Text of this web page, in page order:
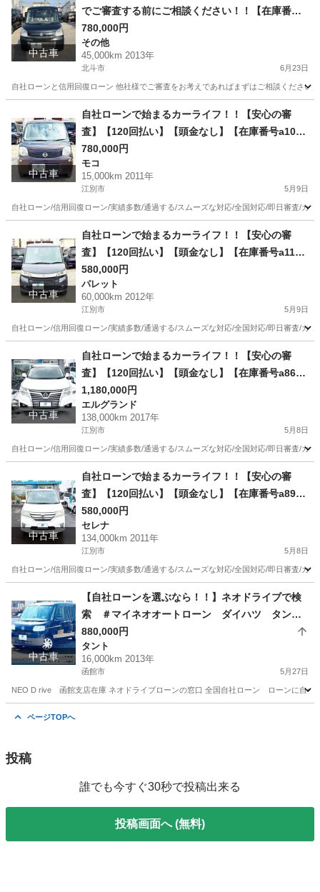
中古車
でご審査する前にご相談ください！！【在庫番号F
61】スズキ スペーシア 660 X 4WD/ リース/ス自社
分割 /信用回復ローン/自己破産/債務整理/他社お断
りされた方/お電話での仮審査/
780,000円
その他
45,000km 2013年
北斗市 6月23日
自社ローンと信用回復ローン 他社様でご審査をお考えであればまずはご相談くださ
その他 ローン
中古車
自社ローンで始まるカーライフ！！【安心の審
査】【120回払い】【頭金なし】【在庫番号a10
5】日産 モコ660 X FOUR 4WD /リース/ス自社
分割 /信用回復ローン/自己破産/債務整理/他社お断
りされた方/お電話での仮審査/
780,000円
モコ
15,000km 2011年
江別市 5月9日
自社ローン/信用回復ローン/実績多数/通過する/スムーズな対応/全国対応/即日審査/カ
モコ ローン
中古車
自社ローンで始まるカーライフ！！【安心の審
査】【120回払い】【頭金なし】【在庫番号a11
2】スズキ パレット660 SW XS 4WD/リース/ス自
社分割 /信用回復ローン/自己破産/債務整理/他社お
断りされた方/お電話での仮審査/ /リース/ス自社
580,000円
パレット
60,000km 2012年
江別市 5月9日
自社ローン/信用回復ローン/実績多数/通過する/スムーズな対応/全国対応/即日審査/カ
パレット ローン
中古車
自社ローンで始まるカーライフ！！【安心の審
査】【120回払い】【頭金なし】【在庫番号a86】
日産 エルグランド2.5 250ハイウェイスターS 4W
D/リース/ス自社分割 /信用回復ローン/自己破産/債
務整理/他社お断りされた方/お電話での仮審査/
1,180,000円
エルグランド
138,000km 2017年
江別市 5月8日
自社ローン/信用回復ローン/実績多数/通過する/スムーズな対応/全国対応/即日審査/カ
エルグランド ローン
中古車
自社ローンで始まるカーライフ！！【安心の審
査】【120回払い】【頭金なし】【在庫番号a89】
日産 セレナ2.0 ハイウェイスター Vエアロセレク
ション 4WD/リース/ス自社分割 /信用回復ローン/
自己破産/債務整理/他社お断りされた方/お電話で
580,000円
セレナ
134,000km 2011年
江別市 5月8日
自社ローン/信用回復ローン/実績多数/通過する/スムーズな対応/全国対応/即日審査/カ
セレナ ローン
中古車
【自社ローンを選ぶなら！！】ネオドライブで検
索 ＃マイネオオートローン ダイハツ タント6
60Xリミテッド 4WD 自社ローン リース 自
社分割 債務整理 自己破産 他社お断りされた方
880,000円
タント
16,000km 2013年
函館市 5月27日
NEO D rive 函館支店在庫 ネオドライブローンの窓口 全国自社ローン ローンに自
ページTOPへ
投稿
誰でも今すぐ30秒で投稿出来る
投稿画面へ (無料)